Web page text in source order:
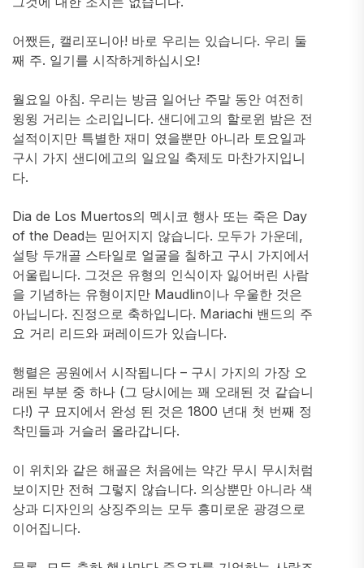
어쨌든, 캘리포니아! 바로 우리는 있습니다. 우리 둘
째 주. 일기를 시작하게하십시오!
월요일 아침. 우리는 방금 일어난 주말 동안 여전히
윙윙 거리는 소리입니다. 샌디에고의 할로윈 밤은 전
설적이지만 특별한 재미 였을뿐만 아니라 토요일과
구시 가지 샌디에고의 일요일 축제도 마찬가지입니
다.
Dia de Los Muertos의 멕시코 행사 또는 죽은 Day
of the Dead는 믿어지지 않습니다. 모두가 가운데,
설탕 두개골 스타일로 얼굴을 칠하고 구시 가지에서
어울립니다. 그것은 유형의 인식이자 잃어버린 사람
을 기념하는 유형이지만 Maudlin이나 우울한 것은
아닙니다. 진정으로 축하입니다. Mariachi 밴드의 주
요 거리 리드와 퍼레이드가 있습니다.
행렬은 공원에서 시작됩니다 – 구시 가지의 가장 오
래된 부분 중 하나 (그 당시에는 꽤 오래된 것 같습니
다!) 구 묘지에서 완성 된 것은 1800 년대 첫 번째 정
착민들과 거슬러 올라갑니다.
이 위치와 같은 해골은 처음에는 약간 무시 무시처럼
보이지만 전혀 그렇지 않습니다. 의상뿐만 아니라 색
상과 디자인의 상징주의는 모두 흥미로운 광경으로
이어집니다.